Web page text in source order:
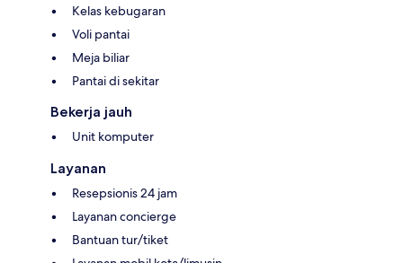
Kelas kebugaran
Voli pantai
Meja biliar
Pantai di sekitar
Bekerja jauh
Unit komputer
Layanan
Resepsionis 24 jam
Layanan concierge
Bantuan tur/tiket